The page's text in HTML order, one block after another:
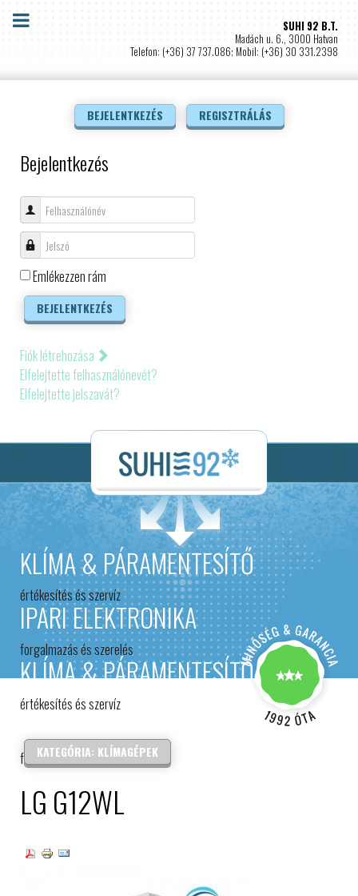
SUHI 92 B.T.
Madách u. 6., 3000 Hatvan
Telefon: (+36) 37 737.086; Mobil: (+36) 30 331.2398
BEJELENTKEZÉS REGISZTRÁLÁS
Bejelentkezés
Felhasználónév
Jelszó
Emlékezzen rám
BEJELENTKEZÉS
Fiók létrehozása
Elfelejtette felhasználónevét?
Elfelejtette jelszavát?
KLÍMA & PÁRAMENTESÍTŐ
értékesítés és szervíz
IPARI ELEKTRONIKA
forgalmazás és szerelés
KLÍMA & PÁRAMENTESÍTŐ
értékesítés és szervíz
forgalmazás és szerelés
KATEGÓRIA: KLÍMAGÉPEK
LG G12WL